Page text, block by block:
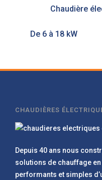
Chaudière
De 6 à 18 kW
CHAUDIÈRES
Depuis 40 ans nous
solutions de chauffage
performants et simples